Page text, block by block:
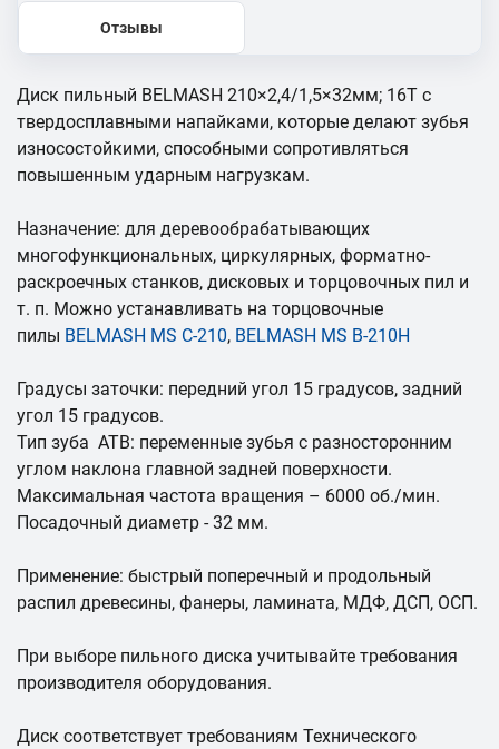
Отзывы
Диск пильный BELMASH 210×2,4/1,5×32мм; 16Т с
твердосплавными напайками, которые делают зубья
износостойкими, способными сопротивляться
повышенным ударным нагрузкам.
Назначение: для деревообрабатывающих
многофункциональных, циркулярных, форматно-
раскроечных станков, дисковых и торцовочных пил и
т. п. Можно устанавливать на торцовочные
пилы BELMASH MS C-210, BELMASH MS B-210H
Градусы заточки: передний угол 15 градусов, задний
угол 15 градусов.
Тип зуба ATB: переменные зубья с разносторонним
углом наклона главной задней поверхности.
Максимальная частота вращения – 6000 об./мин.
Посадочный диаметр - 32 мм.
Применение: быстрый поперечный и продольный
распил древесины, фанеры, ламината, МДФ, ДСП, ОСП.
При выборе пильного диска учитывайте требования
производителя оборудования.
Диск соответствует требованиям Технического